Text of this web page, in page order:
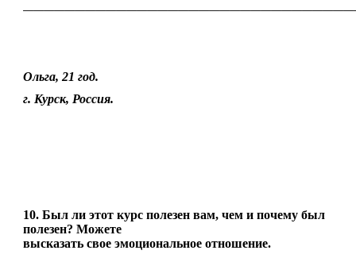
Ольга, 21 год.
г. Курск, Россия.
10. Был ли этот курс полезен вам, чем и почему был
полезен? Можете
высказать свое эмоциональное отношение.